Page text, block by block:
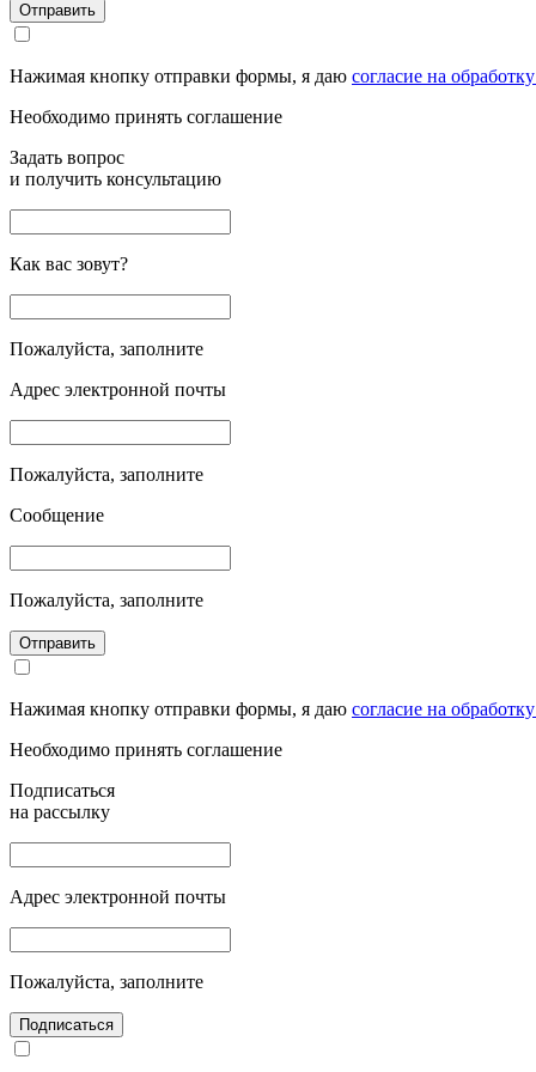
Отправить
Нажимая кнопку отправки формы, я даю согласие на
Необходимо принять соглашение
Задать вопрос
и получить консультацию
Как вас зовут?
Пожалуйста, заполните
Адрес электронной почты
Пожалуйста, заполните
Сообщение
Пожалуйста, заполните
Отправить
Нажимая кнопку отправки формы, я даю согласие на
Необходимо принять соглашение
Подписаться
на рассылку
Адрес электронной почты
Пожалуйста, заполните
Подписаться